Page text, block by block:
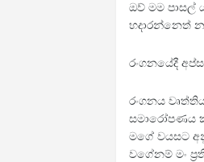
ඔව් මම පාසල්
හදාරන්නෙත්
රංගනයේදී
රංගනය
සමාරෝපණය
මගේ වයසට
වගේනම් මං